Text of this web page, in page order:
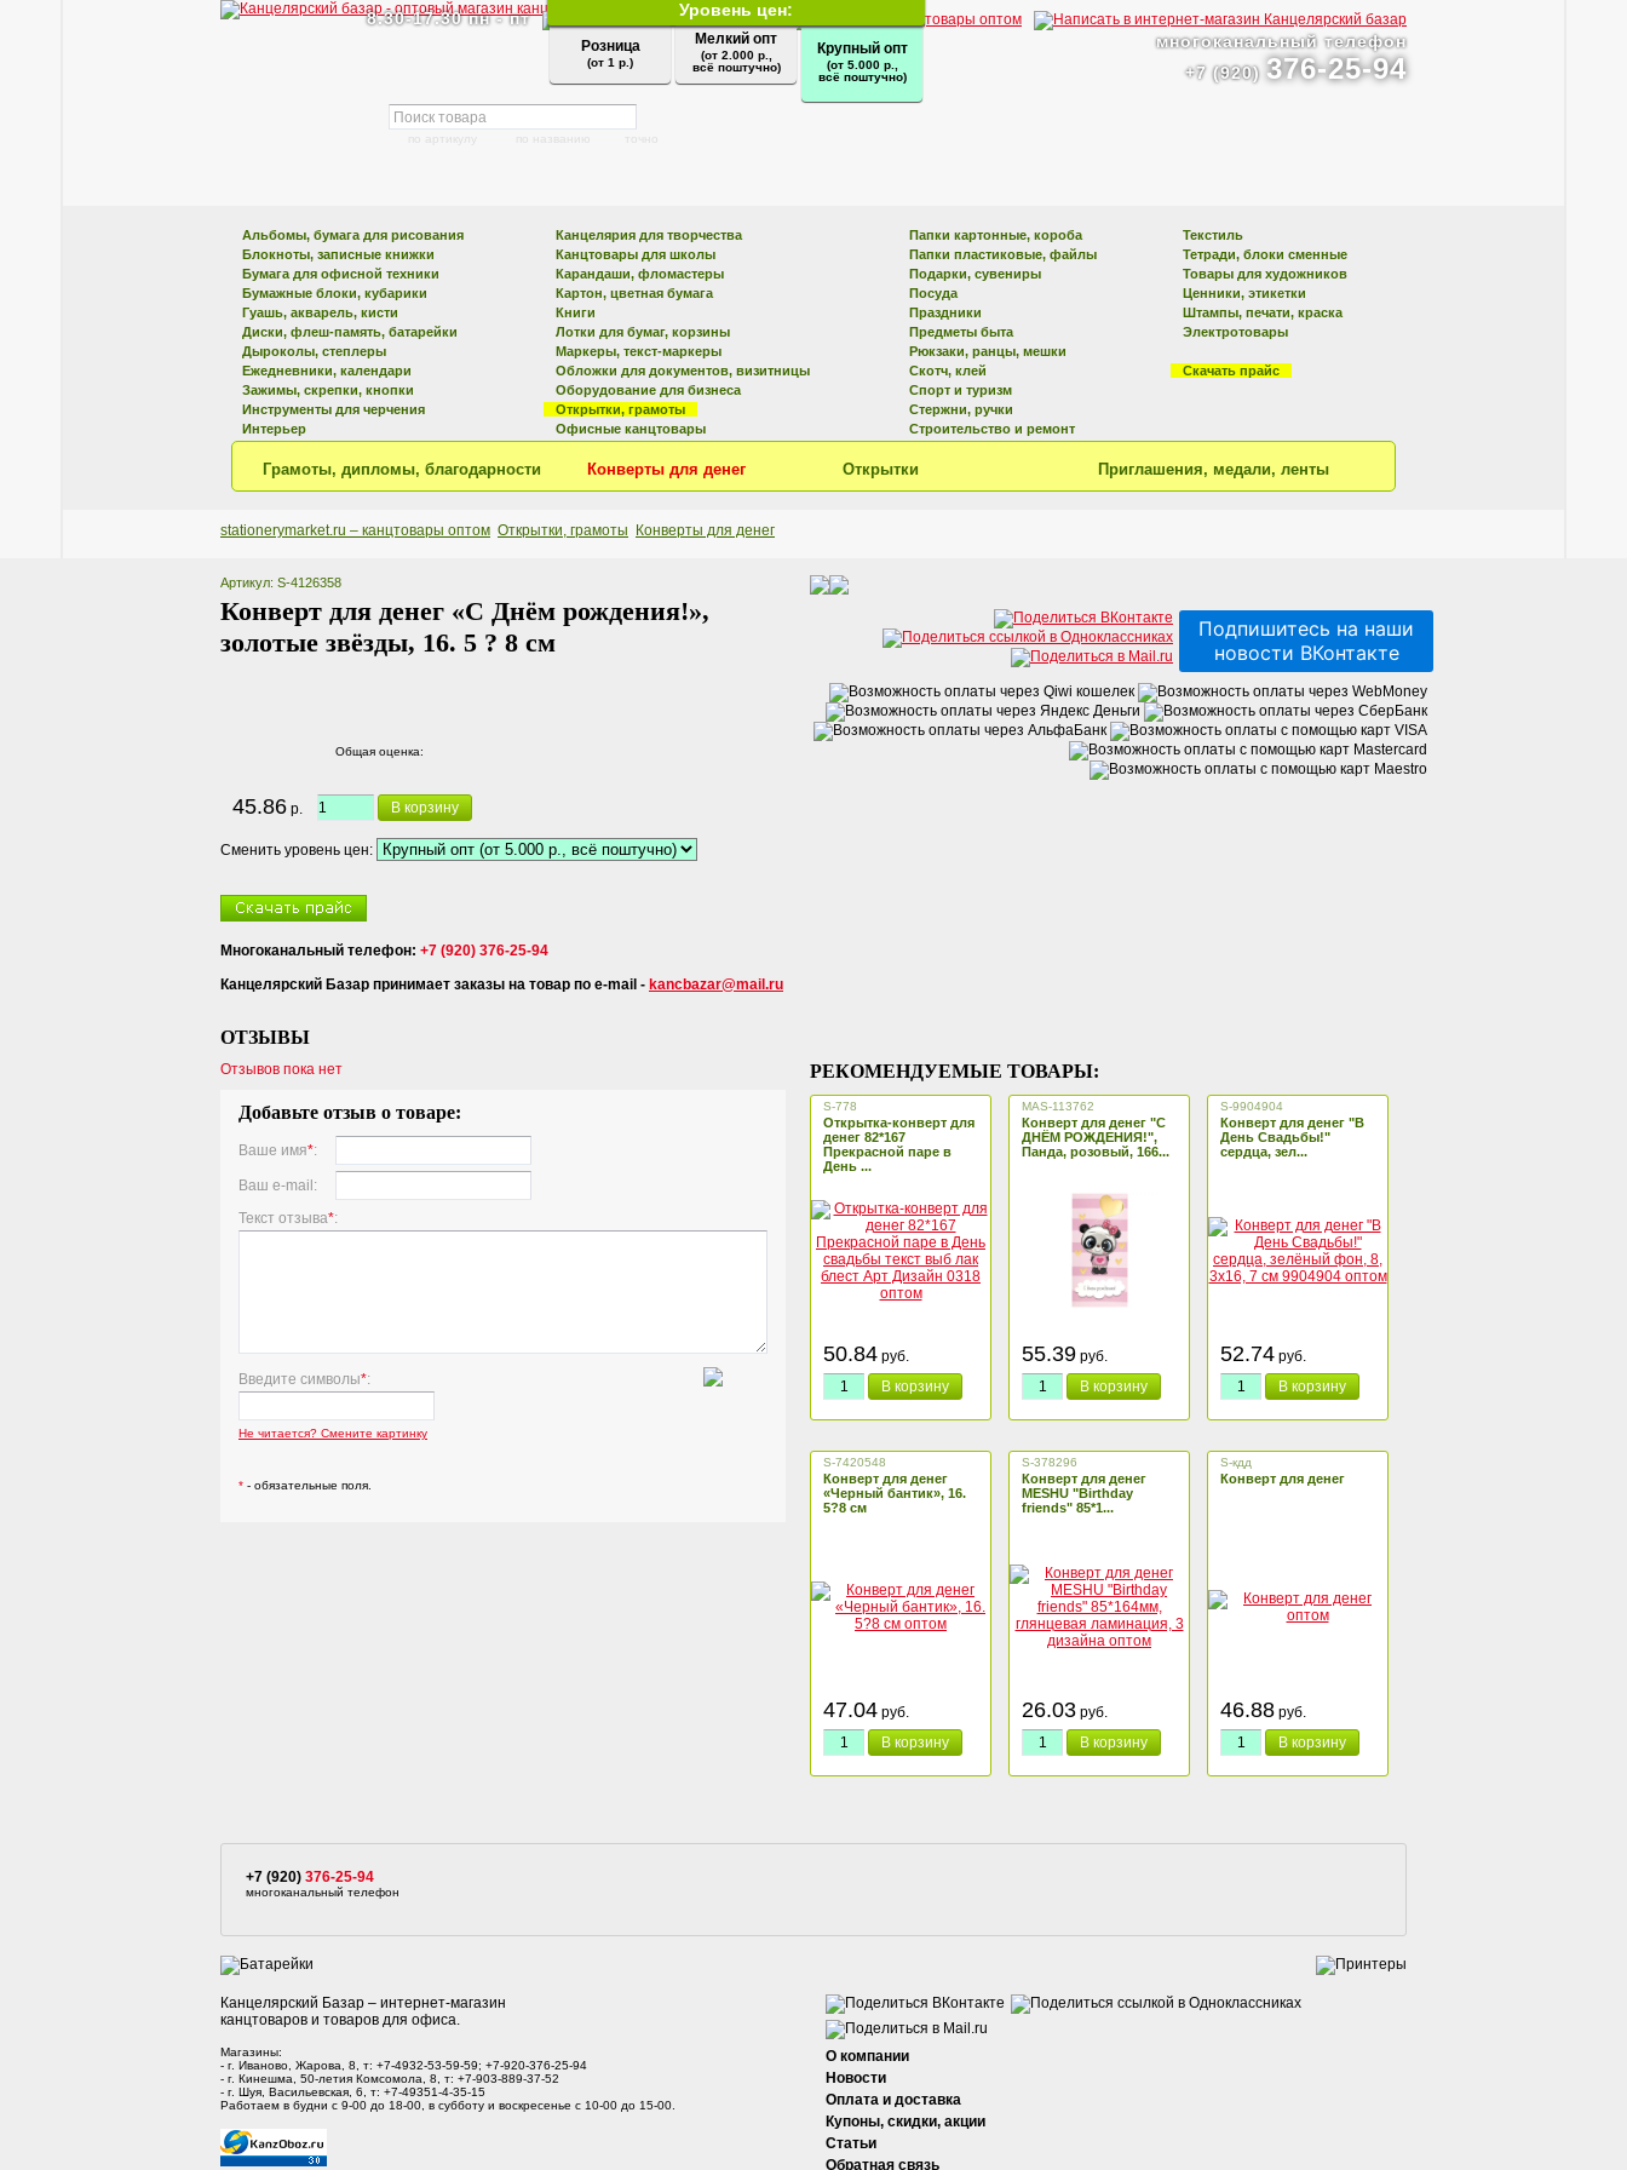
Уровень цен:
Розница
(от 1 р.)
Мелкий опт
(от 2.000 р.,
всё поштучно)
Крупный опт
(от 5.000 р.,
всё поштучно)
8.30-17.30 пн - пт
многоканальный телефон
+7 (920) 376-25-94
Альбомы, бумага для рисования
Блокноты, записные книжки
Бумага для офисной техники
Бумажные блоки, кубарики
Гуашь, акварель, кисти
Диски, флеш-память, батарейки
Дыроколы, степлеры
Ежедневники, календари
Зажимы, скрепки, кнопки
Инструменты для черчения
Интерьер
Канцелярия для творчества
Канцтовары для школы
Карандаши, фломастеры
Картон, цветная бумага
Книги
Лотки для бумаг, корзины
Маркеры, текст-маркеры
Обложки для документов, визитницы
Оборудование для бизнеса
Открытки, грамоты
Офисные канцтовары
Папки картонные, короба
Папки пластиковые, файлы
Подарки, сувениры
Посуда
Праздники
Предметы быта
Рюкзаки, ранцы, мешки
Скотч, клей
Спорт и туризм
Стержни, ручки
Строительство и ремонт
Текстиль
Тетради, блоки сменные
Товары для художников
Ценники, этикетки
Штампы, печати, краска
Электротовары
Скачать прайс
Грамоты, дипломы, благодарности Конверты для денег Открытки Приглашения, медали, ленты
stationerymarket.ru – канцтовары оптом Открытки, грамоты Конверты для денег
Артикул: S-4126358
Конверт для денег «С Днём рождения!»,
золотые звёзды, 16. 5 ? 8 см
Общая оценка:
45.86 р. В корзину
Сменить уровень цен:
Многоканальный телефон: +7 (920) 376-25-94
Канцелярский Базар принимает заказы на товар по e-mail - kancbazar@mail.ru
Подпишитесь на наши
новости ВКонтакте
ОТЗЫВЫ
Отзывов пока нет
Добавьте отзыв о товаре:
Ваше имя*:
Ваш e-mail:
Текст отзыва*:
Введите символы*:
Не читается? Смените картинку
* - обязательные поля.
РЕКОМЕНДУЕМЫЕ ТОВАРЫ:
S-778
Открытка-конверт для
денег 82*167
Прекрасной паре в
День ...
50.84 руб.
В корзину
MAS-113762
Конверт для денег "С
ДНЁМ РОЖДЕНИЯ!",
Панда, розовый, 166...
55.39 руб.
В корзину
S-9904904
Конверт для денег "В
День Свадьбы!"
сердца, зел...
52.74 руб.
В корзину
S-7420548
Конверт для денег
«Черный бантик», 16.
5?8 см
47.04 руб.
В корзину
S-378296
Конверт для денег
MESHU "Birthday
friends" 85*1...
26.03 руб.
В корзину
S-кдд
Конверт для денег
46.88 руб.
В корзину
+7 (920) 376-25-94
многоканальный телефон
Канцелярский Базар – интернет-магазин
канцтоваров и товаров для офиса.
Магазины:
- г. Иваново, Жарова, 8, т: +7-4932-53-59-59; +7-920-376-25-94
- г. Кинешма, 50-летия Комсомола, 8, т: +7-903-889-37-52
- г. Шуя, Васильевская, 6, т: +7-49351-4-35-15
Работаем в будни с 9-00 до 18-00, в субботу и воскресенье с 10-00 до 15-00.
О компании
Новости
Оплата и доставка
Купоны, скидки, акции
Статьи
Обратная связь